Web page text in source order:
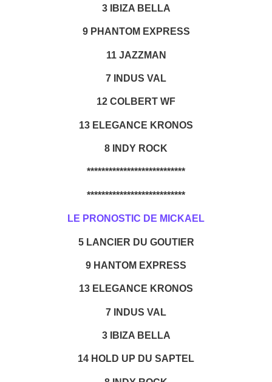
3 IBIZA BELLA
9 PHANTOM EXPRESS
11 JAZZMAN
7 INDUS VAL
12 COLBERT WF
13 ELEGANCE KRONOS
8 INDY ROCK
***************************
***************************
LE PRONOSTIC DE MICKAEL
5 LANCIER DU GOUTIER
9 HANTOM EXPRESS
13 ELEGANCE KRONOS
7 INDUS VAL
3 IBIZA BELLA
14 HOLD UP DU SAPTEL